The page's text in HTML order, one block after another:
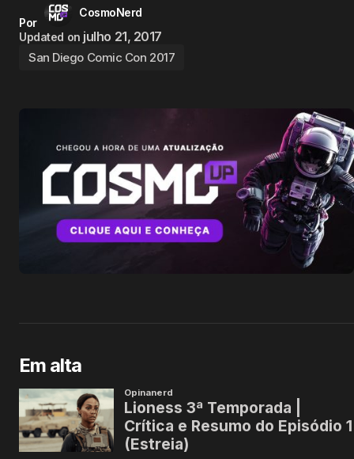
Por
CosmoNerd
Updated on julho 21, 2017
San Diego Comic Con 2017
Em alta